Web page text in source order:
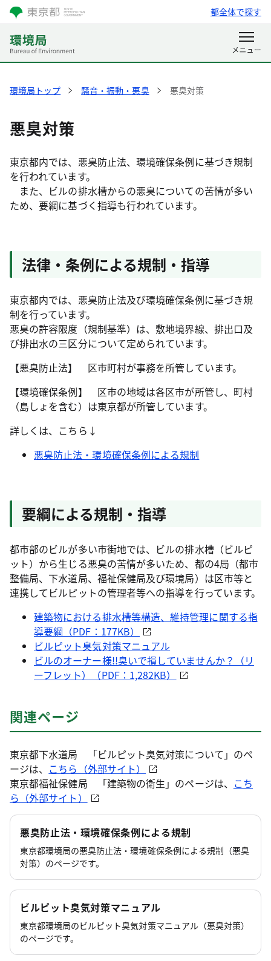
都全体で探す
環境局トップ 騒音・振動・悪臭 悪臭対策
悪臭対策
東京都内では、悪臭防止法、環境確保条例に基づき規制
を行われています。
また、ビルの排水槽からの悪臭についての苦情が多い
ため、要綱に基づく指導も行われています。
法律・条例による規制・指導
東京都内では、悪臭防止法及び環境確保条例に基づき規
制を行っています。
悪臭の許容限度（規制基準）は、敷地境界線、排出口及
び排出水の三区分について定められています。
【悪臭防止法】 区市町村が事務を所管しています。
【環境確保条例】 区市の地域は各区市が所管し、町村
（島しょを含む）は東京都が所管しています。
詳しくは、こちら↓
悪臭防止法・環境確保条例による規制
要綱による規制・指導
都市部のビルが多い市街地では、ビルの排水槽（ビルピ
ット）から生じる悪臭の苦情が多いため、都の4局（都市
整備局、下水道局、福祉保健局及び環境局）は区市等と
連携してビルピットの管理者等への指導を行っています。
建築物における排水槽等構造、維持管理に関する指
導要綱（PDF：177KB）
ビルピット臭気対策マニュアル
ビルのオーナー様!!臭いで損していませんか？（リ
ーフレット）（PDF：1,282KB）
関連ページ
東京都下水道局 「ビルピット臭気対策について」のペ
ージは、 こちら（外部サイト）
東京都福祉保健局 「建築物の衛生」のページは、 こち
ら（外部サイト）
悪臭防止法・環境確保条例による規制
東京都環境局の悪臭防止法・環境確保条例による規制（悪臭
対策）のページです。
ビルピット臭気対策マニュアル
東京都環境局のビルピット臭気対策マニュアル（悪臭対策）
のページです。